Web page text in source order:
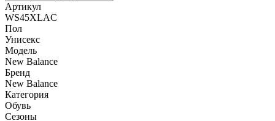
Артикул
WS45XLAC
Пол
Унисекс
Модель
New Balance
Бренд
New Balance
Категория
Обувь
Сезоны